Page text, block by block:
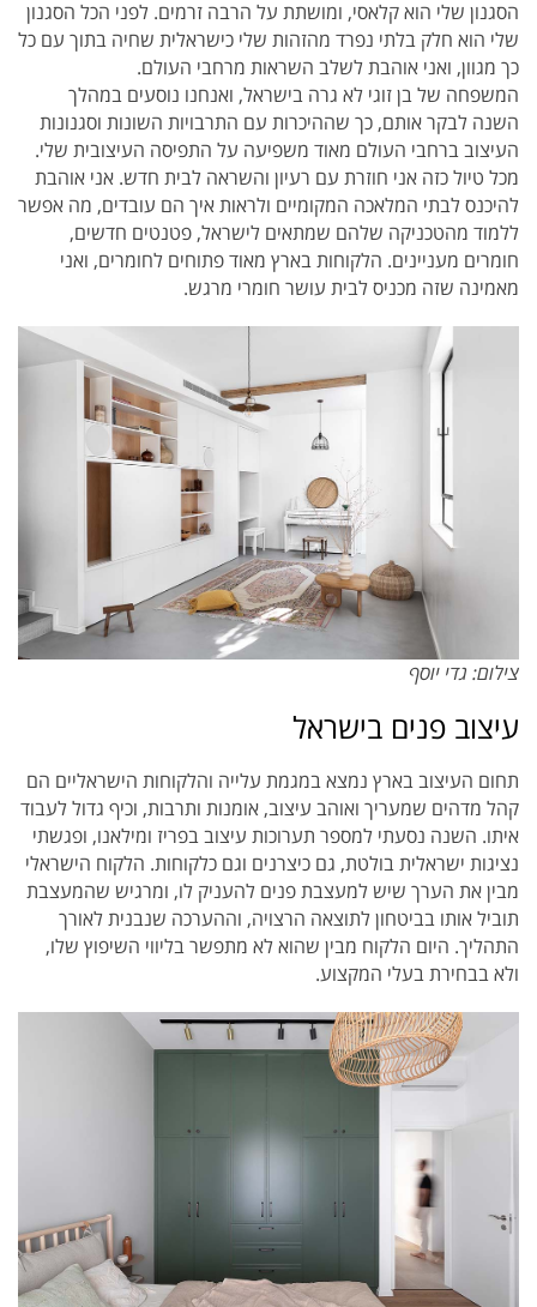
הסגנון שלי הוא קלאסי, ומושתת על הרבה זרמים. לפני הכל הסגנון
שלי הוא חלק בלתי נפרד מהזהות שלי כישראלית שחיה בתוך עם כל
כך מגוון, ואני אוהבת לשלב השראות מרחבי העולם.
המשפחה של בן זוגי לא גרה בישראל, ואנחנו נוסעים במהלך
השנה לבקר אותם, כך שההיכרות עם התרבויות השונות וסגנונות
העיצוב ברחבי העולם מאוד משפיעה על התפיסה העיצובית שלי.
מכל טיול כזה אני חוזרת עם רעיון והשראה לבית חדש. אני אוהבת
להיכנס לבתי המלאכה המקומיים ולראות איך הם עובדים, מה אפשר
ללמוד מהטכניקה שלהם שמתאים לישראל, פטנטים חדשים,
חומרים מעניינים. הלקוחות בארץ מאוד פתוחים לחומרים, ואני
מאמינה שזה מכניס לבית עושר חומרי מרגש.
צילום: גדי יוסף
עיצוב פנים בישראל
תחום העיצוב בארץ נמצא במגמת עלייה והלקוחות הישראליים הם
קהל מדהים שמעריך ואוהב עיצוב, אומנות ותרבות, וכיף גדול לעבוד
איתו. השנה נסעתי למספר תערוכות עיצוב בפריז ומילאנו, ופגשתי
נציגות ישראלית בולטת, גם כיצרנים וגם כלקוחות. הלקוח הישראלי
מבין את הערך שיש למעצבת פנים להעניק לו, ומרגיש שהמעצבת
תוביל אותו בביטחון לתוצאה הרצויה, וההערכה שנבנית לאורך
התהליך. היום הלקוח מבין שהוא לא מתפשר בליווי השיפוץ שלו,
ולא בבחירת בעלי המקצוע.